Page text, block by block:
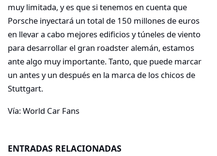
muy limitada, y es que si tenemos en cuenta que
Porsche inyectará un total de 150 millones de euros
en llevar a cabo mejores edificios y túneles de viento
para desarrollar el gran roadster alemán, estamos
ante algo muy importante. Tanto, que puede marcar
un antes y un después en la marca de los chicos de
Stuttgart.
Vía: World Car Fans
ENTRADAS RELACIONADAS